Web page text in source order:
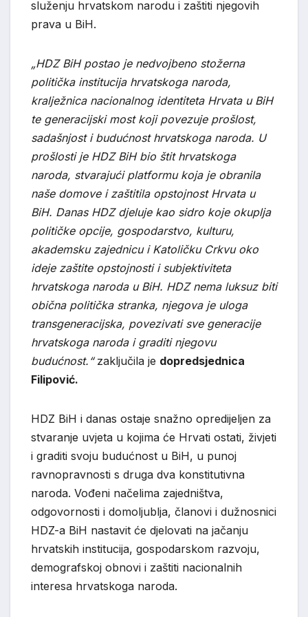
služenju hrvatskom narodu i zaštiti njegovih
prava u BiH.
„HDZ BiH postao je nedvojbeno stožerna
politička institucija hrvatskoga naroda,
kralježnica nacionalnog identiteta Hrvata u BiH
te generacijski most koji povezuje prošlost,
sadašnjost i budućnost hrvatskoga naroda. U
prošlosti je HDZ BiH bio štit hrvatskoga
naroda, stvarajući platformu koja je obranila
naše domove i zaštitila opstojnost Hrvata u
BiH. Danas HDZ djeluje kao sidro koje okuplja
političke opcije, gospodarstvo, kulturu,
akademsku zajednicu i Katoličku Crkvu oko
ideje zaštite opstojnosti i subjektiviteta
hrvatskoga naroda u BiH. HDZ nema luksuz biti
obična politička stranka, njegova je uloga
transgeneracijska, povezivati sve generacije
hrvatskoga naroda i graditi njegovu
budućnost.“zaključila je dopredsjednica
Filipović.
HDZ BiH i danas ostaje snažno opredijeljen za
stvaranje uvjeta u kojima će Hrvati ostati, živjeti
i graditi svoju budućnost u BiH, u punoj
ravnopravnosti s druga dva konstitutivna
naroda. Vođeni načelima zajedništva,
odgovornosti i domoljublja, članovi i dužnosnici
HDZ-a BiH nastavit će djelovati na jačanju
hrvatskih institucija, gospodarskom razvoju,
demografskoj obnovi i zaštiti nacionalnih
interesa hrvatskoga naroda.